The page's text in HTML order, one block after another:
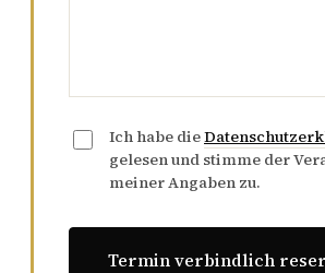
Ich habe die
gelesen und stimme der
meiner Angaben zu.
Termin verbindlich